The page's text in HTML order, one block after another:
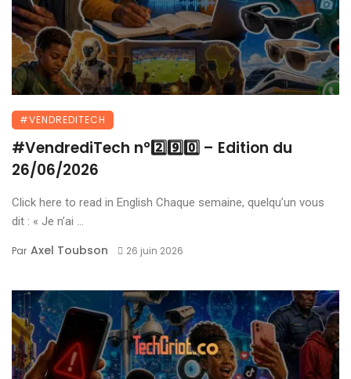
#VENDREDITECH
#VendrediTech n°2️⃣9️⃣0️⃣ – Edition du
26/06/2026
Click here to read in English Chaque semaine, quelqu’un vous
dit : « Je n’ai ...
Par Axel Toubson 26 juin 2026